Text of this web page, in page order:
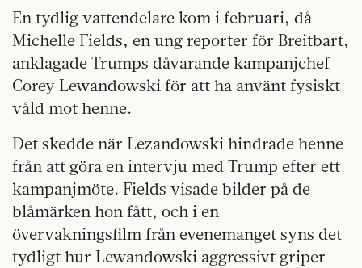
En tydlig vattendelare kom i februari, då
Michelle Fields, en ung reporter för Breitbart,
anklagade Trumps dåvarande kampanjchef
Corey Lewandowski för att ha använt fysiskt
våld mot henne.
Det skedde när Lezandowski hindrade henne
från att göra en intervju med Trump efter ett
kampanjmöte. Fields visade bilder på de
blåmärken hon fått, och i en
övervakningsfilm från evenemanget syns det
tydligt hur Lewandowski aggressivt griper